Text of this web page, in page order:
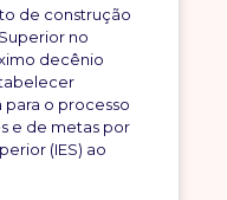
de construção
no
decênio
o processo
e de metas por
(IES) ao